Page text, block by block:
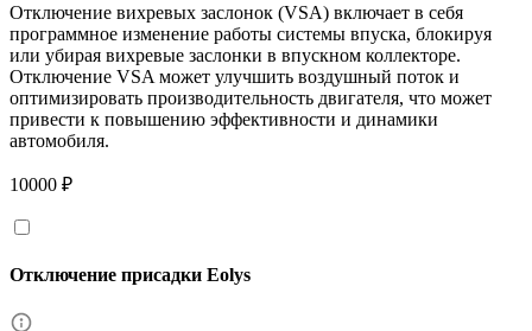
Отключение вихревых заслонок (VSA) включает в себя
программное изменение работы системы впуска, блокируя
или убирая вихревые заслонки в впускном коллекторе.
Отключение VSA может улучшить воздушный поток и
оптимизировать производительность двигателя, что может
привести к повышению эффективности и динамики
автомобиля.
10000 ₽
Отключение присадки Eolys